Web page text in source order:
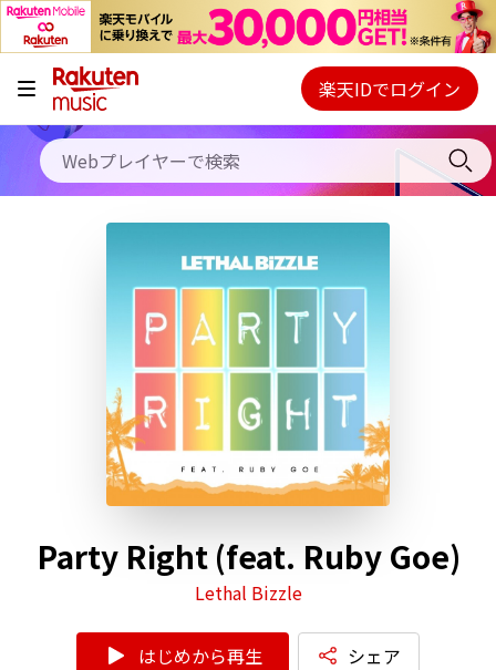
キャンペーン
料金プラン
使い方
初回30日間無料お試し
Webプレイヤー
ご契約内容の確認・変更
楽天IDでログイン
Party Right (feat. Ruby Goe)
Lethal Bizzle
はじめから再生 シェア